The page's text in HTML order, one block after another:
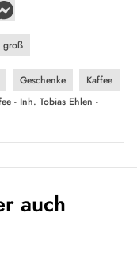
groß
Geschenke Kaffee
- Inh. Tobias Ehlen -
auch